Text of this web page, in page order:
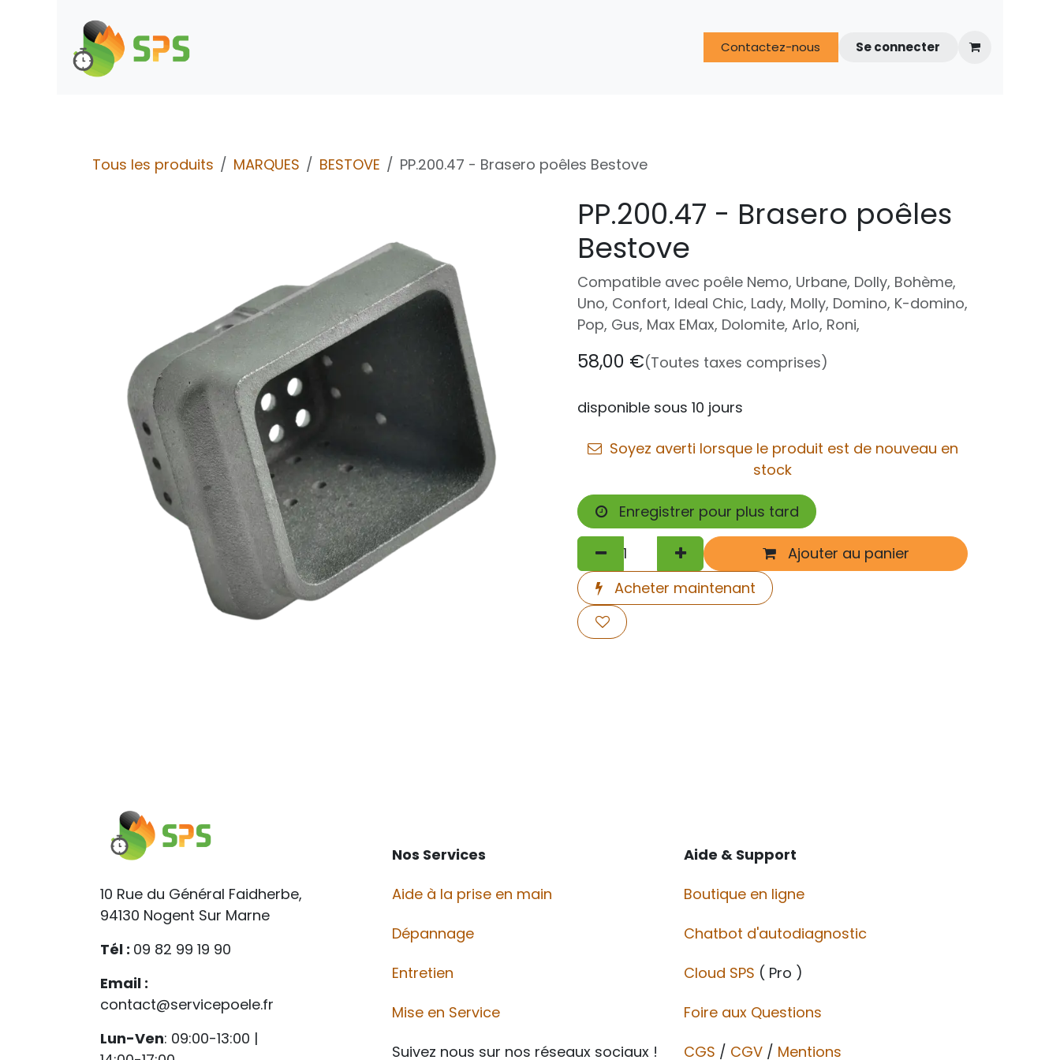
FAQ Espace techniciens
Contactez-nous Se connecter
Tous les produits MARQUES BESTOVE PP.200.47 - Brasero poêles Bestove
PP.200.47 - Brasero poêles
Bestove
Compatible avec poêle Nemo, Urbane, Dolly, Bohème,
Uno, Confort, Ideal Chic, Lady, Molly, Domino, K-domino,
Pop, Gus, Max EMax, Dolomite, Arlo, Roni,
58,00 €(Toutes taxes comprises)
disponible sous 10 jours
Soyez averti lorsque le produit est de nouveau en
stock
Enregistrer pour plus tard
Ajouter au panier
Acheter maintenant
Aide & Support
Aide à la prise en main
Dépannage
Entretien
Mise en Service
Nos Services
Foire aux Questions
Boutique en ligne
Chatbot d'autodiagnostic
Cloud SPS ( Pro )
10 Rue du Général Faidherbe,
94130 Nogent Sur Marne
Tél : 09 82 99 19 90
Email :
contact@servicepoele.fr
Lun-Ven: 09:00-13:00 |
Suivez nous sur nos réseaux sociaux ! CGS / CGV​​ / Mentions